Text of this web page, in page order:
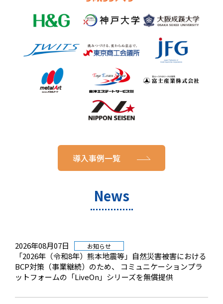
導入事例一覧
News
2026年08月07日 お知らせ
「2026年（令和8年）熊本地震等」自然災害被害における
BCP対策（事業継続）のため、 コミュニケーションプラ
ットフォームの「LiveOn」シリーズを無償提供